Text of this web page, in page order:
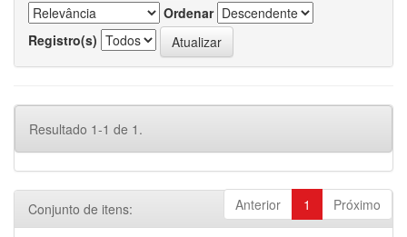
Ordenar
Registro(s)
Resultado 1-1 de 1.
Anterior 1 Próximo
Conjunto de itens: